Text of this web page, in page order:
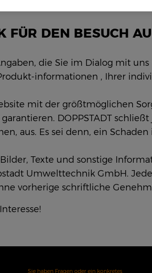
FÜR DEN BESUCH
die Sie im Dialog mit
informationen , Ihrer
mit der größtmöglichen
DOPPSTADT
aus. Es sei denn, ein
Texte und sonstige
Umwelttechnik GmbH.
vorherige schriftliche
Sie haben Fragen oder ein konkretes